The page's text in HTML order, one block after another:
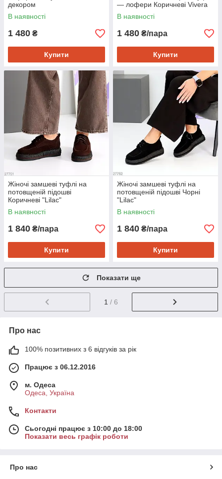
декором
В наявності
1 480 ₴
Купити
— лофери Коричневі Vivera
В наявності
1 480 ₴/пара
Купити
Жіночі замшеві туфлі на
потовщеній підошві
Коричневі "Lilac"
В наявності
1 840 ₴/пара
Купити
Жіночі замшеві туфлі на
потовщеній підошві Чорні
"Lilac"
В наявності
1 840 ₴/пара
Купити
Показати ще
1 / 6
Про нас
100% позитивних з 6 відгуків за рік
Працює з 06.12.2016
м. Одеса
Одеса, Україна
Контакти
Сьогодні працює з 10:00 до 18:00
Показати весь графік роботи
Про нас